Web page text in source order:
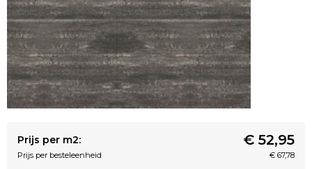
Prijs per m2: € 52,95
Prijs per besteleenheid € 67,78